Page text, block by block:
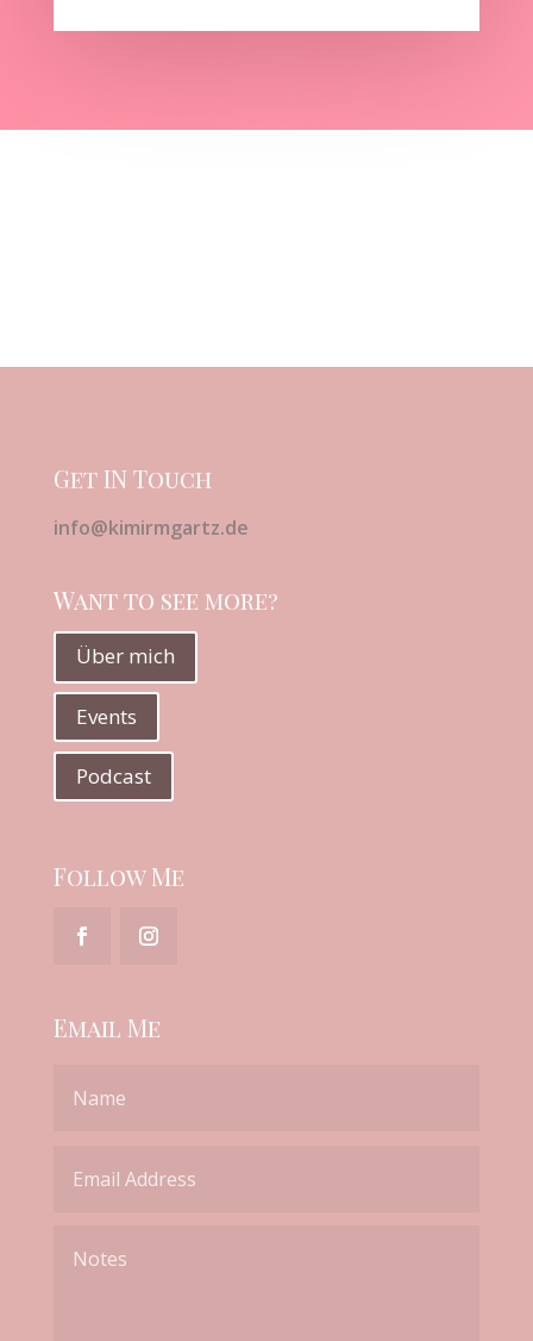
Get IN Touch
info@kimirmgartz.de
Want to see more?
Über mich
Events
Podcast
Follow Me
Email Me